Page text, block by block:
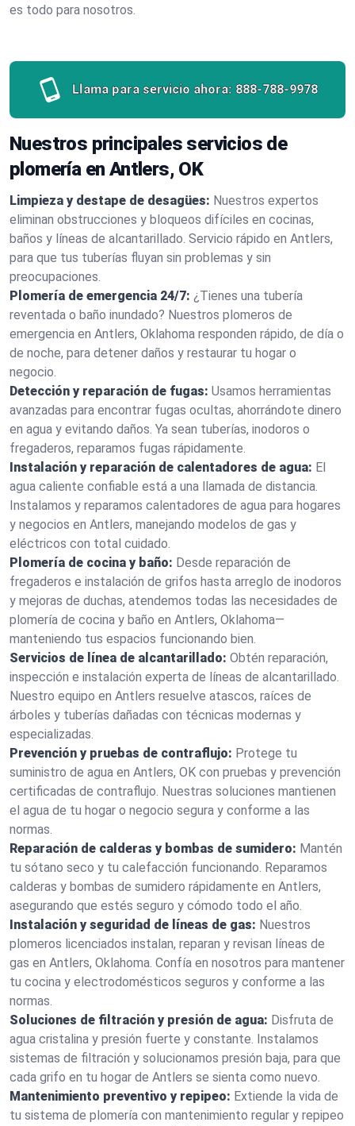
es todo para nosotros.
Llama para servicio ahora: 888-788-9978
Nuestros principales servicios de
plomería en Antlers, OK
Limpieza y destape de desagües: Nuestros expertos
eliminan obstrucciones y bloqueos difíciles en cocinas,
baños y líneas de alcantarillado. Servicio rápido en Antlers,
para que tus tuberías fluyan sin problemas y sin
preocupaciones.
Plomería de emergencia 24/7: ¿Tienes una tubería
reventada o baño inundado? Nuestros plomeros de
emergencia en Antlers, Oklahoma responden rápido, de día o
de noche, para detener daños y restaurar tu hogar o
negocio.
Detección y reparación de fugas: Usamos herramientas
avanzadas para encontrar fugas ocultas, ahorrándote dinero
en agua y evitando daños. Ya sean tuberías, inodoros o
fregaderos, reparamos fugas rápidamente.
Instalación y reparación de calentadores de agua: El
agua caliente confiable está a una llamada de distancia.
Instalamos y reparamos calentadores de agua para hogares
y negocios en Antlers, manejando modelos de gas y
eléctricos con total cuidado.
Plomería de cocina y baño: Desde reparación de
fregaderos e instalación de grifos hasta arreglo de inodoros
y mejoras de duchas, atendemos todas las necesidades de
plomería de cocina y baño en Antlers, Oklahoma—
manteniendo tus espacios funcionando bien.
Servicios de línea de alcantarillado: Obtén reparación,
inspección e instalación experta de líneas de alcantarillado.
Nuestro equipo en Antlers resuelve atascos, raíces de
árboles y tuberías dañadas con técnicas modernas y
especializadas.
Prevención y pruebas de contraflujo: Protege tu
suministro de agua en Antlers, OK con pruebas y prevención
certificadas de contraflujo. Nuestras soluciones mantienen
el agua de tu hogar o negocio segura y conforme a las
normas.
Reparación de calderas y bombas de sumidero: Mantén
tu sótano seco y tu calefacción funcionando. Reparamos
calderas y bombas de sumidero rápidamente en Antlers,
asegurando que estés seguro y cómodo todo el año.
Instalación y seguridad de líneas de gas: Nuestros
plomeros licenciados instalan, reparan y revisan líneas de
gas en Antlers, Oklahoma. Confía en nosotros para mantener
tu cocina y electrodomésticos seguros y conforme a las
normas.
Soluciones de filtración y presión de agua: Disfruta de
agua cristalina y presión fuerte y constante. Instalamos
sistemas de filtración y solucionamos presión baja, para que
cada grifo en tu hogar de Antlers se sienta como nuevo.
Mantenimiento preventivo y repipeo: Extiende la vida de
tu sistema de plomería con mantenimiento regular y repipeo